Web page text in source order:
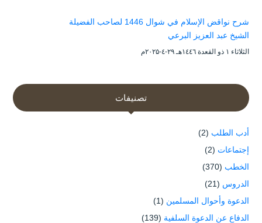
شرح نواقض الإسلام في شوال 1446 لصاحب الفضيلة
الشيخ عبد العزيز البرعي
الثلاثاء ۱ ذو القعدة ۱٤٤٦هـ ۲۹-٤-۲۰۲۵م
تصنيفات
أدب الطلب (2)
إجتماعات (2)
الخطب (370)
الدروس (21)
الدعوة وأحوال المسلمين (1)
الدفاع عن الدعوة السلفية (139)